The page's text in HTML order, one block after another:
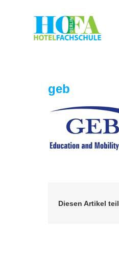
geb
Diesen Artikel